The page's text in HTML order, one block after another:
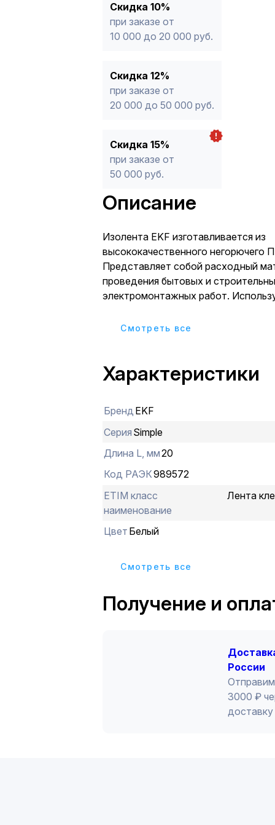
Скидка 10%
при заказе от
10 000 до 20 000 руб.
Скидка 12%
при заказе от
20 000 до 50 000 руб.
Скидка 15%
при заказе от
50 000 руб.
Описание
Изолента EKF изготавливается из
высококачественного негорючего
Представляет собой расходный
проведения бытовых и
электромонтажных работ.
защиты от механических
старению. Клеевой слой на
Изолента выпускается в рулонах
(класс В). Семь вариантов цвета:
синий, желтый, зеленый, черный,
Cмотреть все
Характеристики
Бренд EKF
Серия Simple
Длина L, мм20
Код РАЭК989572
ETIM класс
наименование
Лента
Цвет Белый
Cмотреть все
Получение и
России
3000 ₽